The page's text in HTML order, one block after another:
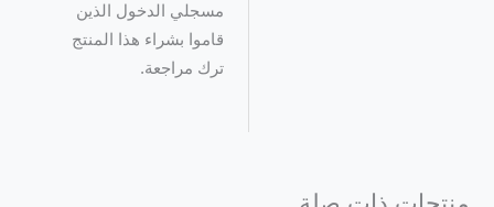
مسجلي الدخول الذين
قاموا بشراء هذا المنتج
ترك مراجعة.